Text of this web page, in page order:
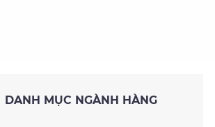
DANH MỤC NGÀNH HÀNG